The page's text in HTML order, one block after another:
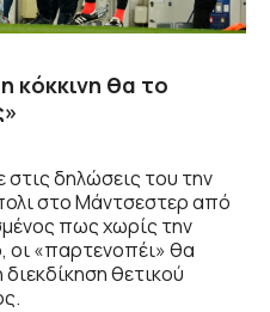
κόκκινη θα το
στις δηλώσεις του την
στο Μάντσεστερ από
πως χωρίς την
οι «παρτενοπέι» θα
θετικού